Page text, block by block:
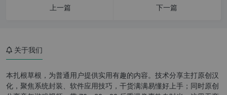
上一篇
下一篇
关于我们
本扎根草根，为普通用户提供实用有趣的内容。技术分享主打原创汉
化，聚焦系统封装、软件应用技巧，干货满满易懂好上手；同时原创